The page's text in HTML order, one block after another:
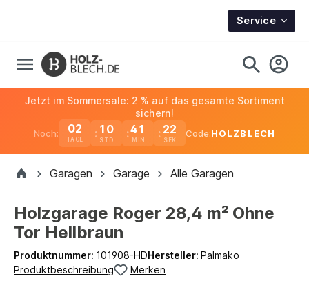
Service
Noch: 02
TAGE
10 41 21
Jetzt im Sommersale: 2 % auf das gesamte Sortiment
sichern!
Code:HOLZBLECH
Garagen Garage Alle Garagen
Holzgarage Roger 28,4 m² Ohne
Tor Hellbraun
Produktnummer: 101908-HDHersteller: Palmako
Produktbeschreibung
Merken